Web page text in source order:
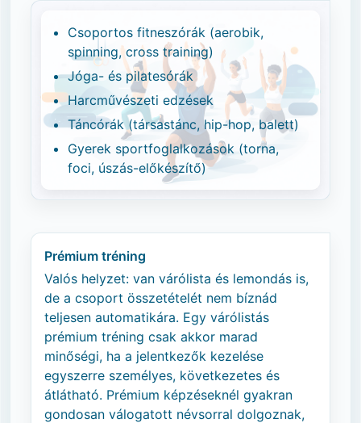
Csoportos fitneszórák (aerobik,
spinning, cross training)
Jóga- és pilatesórák
Harcművészeti edzések
Táncórák (társastánc, hip-hop, balett)
Gyerek sportfoglalkozások (torna,
foci, úszás-előkészítő)
Prémium tréning
Valós helyzet: van várólista és lemondás is,
de a csoport összetételét nem bíznád
teljesen automatikára. Egy várólistás
prémium tréning csak akkor marad
minőségi, ha a jelentkezők kezelése
egyszerre személyes, következetes és
átlátható. Prémium képzéseknél gyakran
gondosan válogatott névsorral dolgoznak,